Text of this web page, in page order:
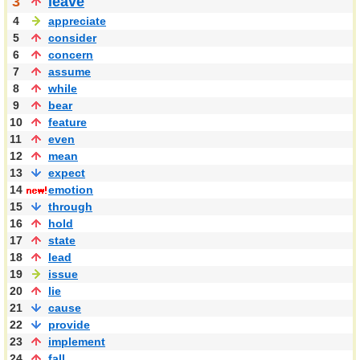
4
appreciate
5
consider
6
concern
7
assume
8
while
9
bear
10
feature
11
even
12
mean
13
expect
14
emotion
15
through
16
hold
17
state
18
lead
19
issue
20
lie
21
cause
22
provide
23
implement